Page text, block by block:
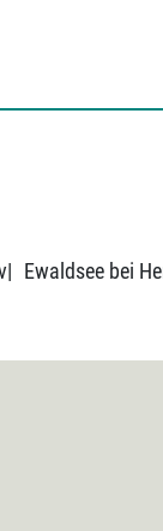
| Ewaldsee bei